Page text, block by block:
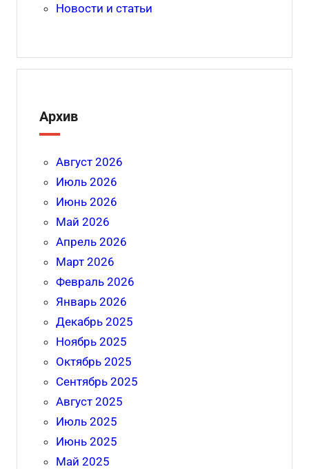
и Новости и статьи
Архив
Август 2026
Июль 2026
Июнь 2026
Май 2026
Апрель 2026
Март 2026
Февраль 2026
Январь 2026
Декабрь 2025
Ноябрь 2025
Октябрь 2025
Сентябрь 2025
Август 2025
Июль 2025
Июнь 2025
Май 2025